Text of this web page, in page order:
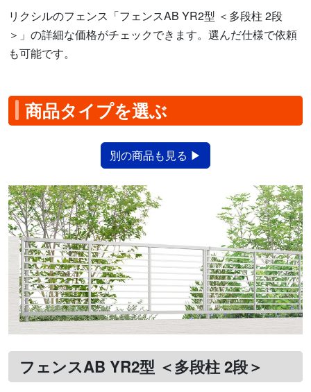
リクシルのフェンス「フェンスAB YR2型 ＜多段柱 2段
＞」の詳細な価格がチェックできます。選んだ仕様で依頼
も可能です。
商品タイプを選ぶ
別の商品も見る ▶
フェンスAB YR2型 ＜多段柱 2段＞